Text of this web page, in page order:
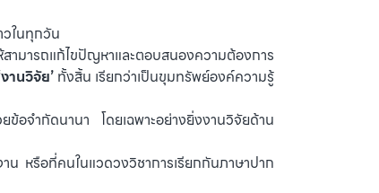
วในทุกวัน
สามารถแก้ไขปัญหาและตอบสนองความต้องการ
งานวิจัย’ ทั้งสิ้น เรียกว่าเป็นขุมทรัพย์องค์ความรู้
อจำกัดนานา โดยเฉพาะอย่างยิ่งงานวิจัยด้าน
หรือที่คนในแวดวงวิชาการเรียกกันภาษาปาก